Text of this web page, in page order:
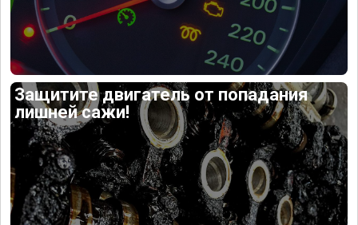
Защитите двигатель от попадания
лишней сажи!